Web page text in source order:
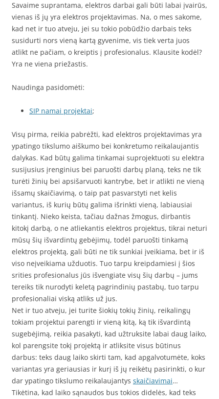
Savaime suprantama, elektros darbai gali būti labai įvairūs,
vienas iš jų yra elektros projektavimas. Na, o mes sakome,
kad net ir tuo atveju, jei su tokio pobūdžio darbais teks
susidurti nors vieną kartą gyvenime, vis tiek verta juos
atlikt ne pačiam, o kreiptis į profesionalus. Klausite kodėl?
Yra ne viena priežastis.
Naudinga pasidomėti:
SIP namai projektai;
Visų pirma, reikia pabrėžti, kad elektros projektavimas yra
ypatingo tikslumo aiškumo bei konkretumo reikalaujantis
dalykas. Kad būtų galima tinkamai suprojektuoti su elektra
susijusius įrenginius bei paruošti darbų planą, teks ne tik
turėti žinių bei apsišarvuoti kantrybe, bet ir atlikti ne vieną
išsamų skaičiavimą, o taip pat pasvarstyti net kelis
variantus, iš kurių būtų galima išrinkti vieną, labiausiai
tinkantį. Nieko keista, tačiau dažnas žmogus, dirbantis
kitokį darbą, o ne atliekantis elektros projektus, tikrai neturi
mūsų šių išvardintų gebėjimų, todėl paruošti tinkamą
elektros projektą, gali būti ne tik sunkiai įveikiama, bet ir iš
viso neįveikiama užduotis. Tuo tarpu kreipdamiesi į šios
srities profesionalus jūs išvengiate visų šių darbų – jums
tereiks tik nurodyti keletą pagrindinių pastabų, tuo tarpu
profesionaliai viską atliks už jus.
Net ir tuo atveju, jei turite šiokių tokių žinių, reikalingų
tokiam projektui parengti ir vieną kitą, ką tik išvardintą
sugebėjimą, reikia pasakyti, kad užtruksite labai daug laiko,
kol parengsite tokį projektą ir atliksite visus būtinus
darbus: teks daug laiko skirti tam, kad apgalvotumėte, koks
variantas yra geriausias ir kurį iš jų reikėtų pasirinkti, o kur
dar ypatingo tikslumo reikalaujantys skaičiavimai…
Tikėtina, kad laiko sąnaudos bus tokios didelės, kad teks